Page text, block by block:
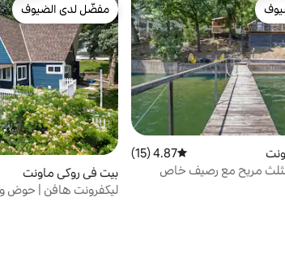
متوسط التقييم 4.87 من 5، 15 مراجعات
4.87 (15)
مريح مع رصيف خاص
مفضّل لدى الضيوف
مفضّل لدى الضيوف
بيت في روكي ماونت
ليكفرونت هافن | حوض